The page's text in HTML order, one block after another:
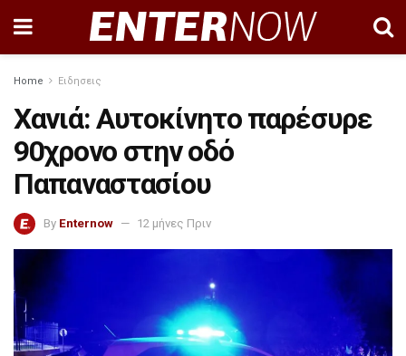
Home Ειδησεις
Χανιά: Αυτοκίνητο παρέσυρε
90χρονο στην οδό
Παπαναστασίου
By Enternow 12 μήνες Πριν